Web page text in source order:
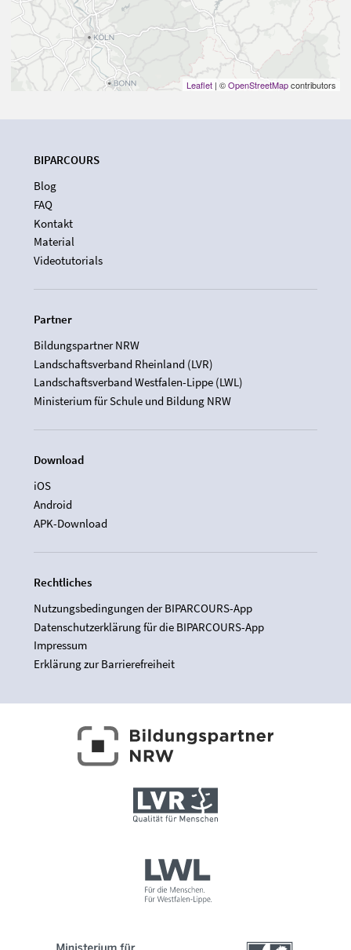
Leaflet | ©OpenStreetMapcontributors
BIPARCOURS
Blog
FAQ
Kontakt
Material
Videotutorials
Partner
Bildungspartner NRW
Landschaftsverband Rheinland (LVR)
Landschaftsverband Westfalen-Lippe (LWL)
Ministerium für Schule und Bildung NRW
Download
iOS
Android
APK-Download
Rechtliches
Nutzungsbedingungen der BIPARCOURS-App
Datenschutzerklärung für die BIPARCOURS-App
Impressum
Erklärung zur Barrierefreiheit